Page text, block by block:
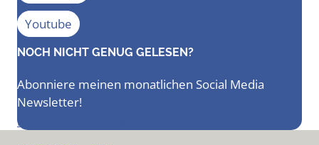
Youtube
NOCH NICHT GENUG GELESEN?
Abonniere meinen monatlichen Social Media
Newsletter!
Newsletter bestellen